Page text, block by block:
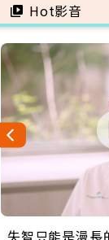
Hot影音
失智只能是漫長
來自剛果的巧克
63歲卸矽谷副
104歲打破金氏
事業巔峰他選